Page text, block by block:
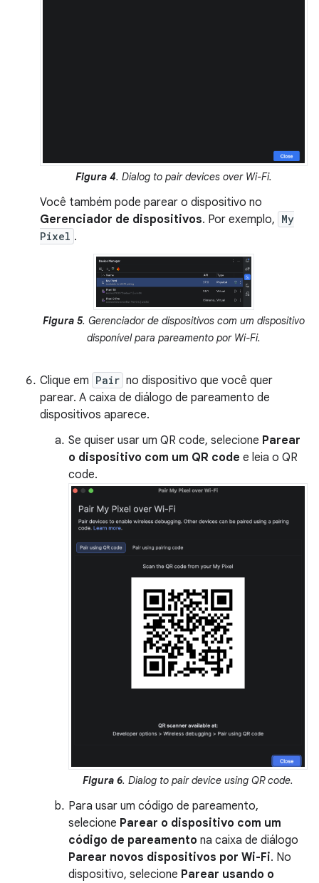
Figura 4. Dialog to pair devices over Wi-Fi.
Você também pode parear o dispositivo no
Gerenciador de dispositivos. Por exemplo, My
Pixel .
Figura 5. Gerenciador de dispositivos com um dispositivo
disponível para pareamento por Wi-Fi.
Clique em Pair no dispositivo que você quer
parear. A caixa de diálogo de pareamento de
dispositivos aparece.
Se quiser usar um QR code, selecione Parear
o dispositivo com um QR code e leia o QR
code.
Figura 6. Dialog to pair device using QR code.
Para usar um código de pareamento,
selecione Parear o dispositivo com um
código de pareamento na caixa de diálogo
Parear novos dispositivos por Wi-Fi. No
dispositivo, selecione Parear usando o